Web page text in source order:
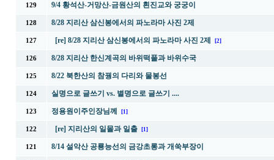
129 9/4 황석산-거망산-금원산의 흰진교와 궁궁이
128 8/28 지리산 삼신봉에서의 파노라마 사진 2제
127 [re] 8/28 지리산 삼신봉에서의 파노라마 사진 2제 [2]
126 8/28 지리산 한신계곡의 바위떡풀과 바위수국
125 8/22 북한산의 참꿩의 다리와 물봉선
124 실명으로 글쓰기 vs. 별명으로 글쓰기 ....
123 정용원이주인장님께 [1]
122 [re] 지리산의 일몰과 일출 [1]
121 8/14 설악산 공룡능선의 금강초롱과 개쑥부장이